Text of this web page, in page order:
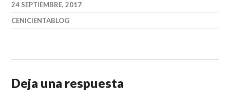
24 SEPTIEMBRE, 2017
CENICIENTABLOG
Deja una respuesta